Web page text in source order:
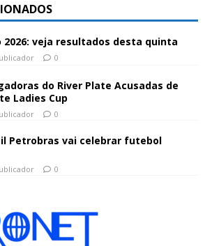
2026: veja resultados desta quinta
0
do River Plate Acusadas de
Ladies Cup
0
Petrobras vai celebrar futebol
0